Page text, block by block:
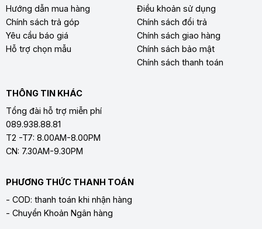
Hướng dẫn mua hàng
Chính sách trả góp
Yêu cầu báo giá
Hỗ trợ chọn mẫu
Điều khoản sử dụng
Chính sách đổi trả
Chính sách giao hàng
Chính sách bảo mật
Chính sách thanh toán
THÔNG TIN KHÁC
Tổng đài hỗ trợ miễn phí
089.938.88.81
T2 -T7: 8.00AM-8.00PM
CN: 7.30AM-9.30PM
PHƯƠNG THỨC THANH TOÁN
- COD: thanh toán khi nhận hàng
- Chuyển Khoản Ngân hàng